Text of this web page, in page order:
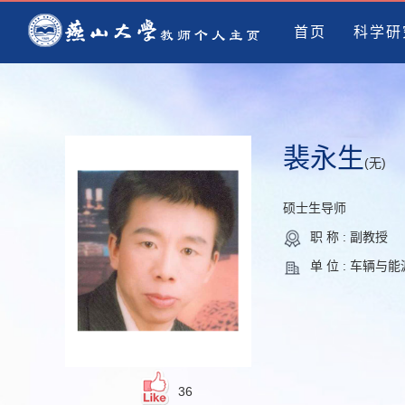
首页 科学
36
裴永生 (无)
硕士生导师
职 称 : 副教授
单 位 : 车辆与能